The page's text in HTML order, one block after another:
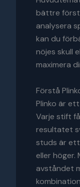
bättre
analysera
kan du
nöjes skull
maximera
Förstå
Plinko är
Varje stift
resultatet
studs är
eller höger.
avståndet